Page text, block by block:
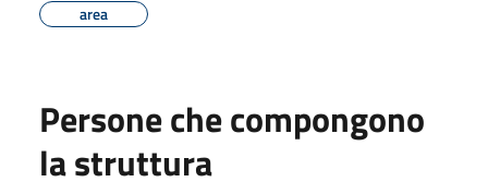
area
Persone che compongono
la struttura